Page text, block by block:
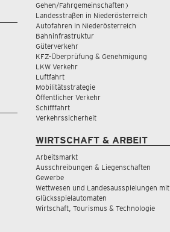
Gehen/Fahrgemeinschaften)
Landesstraßen in Niederösterreich
Autofahren in Niederösterreich
Bahninfrastruktur
Güterverkehr
KFZ-Überprüfung & Genehmigung
LKW Verkehr
Luftfahrt
Mobilitätsstrategie
Öffentlicher Verkehr
Schifffahrt
Verkehrssicherheit
WIRTSCHAFT & ARBEIT
Arbeitsmarkt
Ausschreibungen & Liegenschaften
Gewerbe
Wettwesen und Landesausspielungen mit
Glücksspielautomaten
Wirtschaft, Tourismus & Technologie